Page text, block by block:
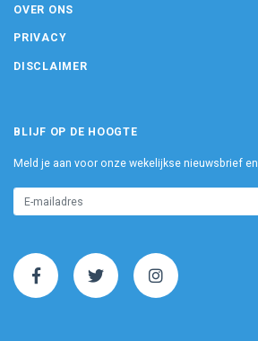
OVER ONS
PRIVACY
DISCLAIMER
BLIJF OP DE HOOGTE
Meld je aan voor onze wekelijkse nieuwsbrief